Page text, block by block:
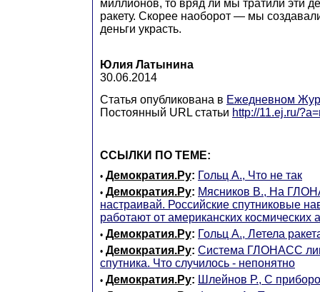
миллионов, то вряд ли мы тратили эти
ракету. Скорее наоборот — мы
деньги украсть.
Юлия Латынина
30.06.2014
Статья опубликована в Ежедневном
Постоянный URL статьи http://11.ej.ru/
ССЫЛКИ ПО ТЕМЕ:
• Демократия.Ру: Гольц А., Что не так
• Демократия.Ру: Мясников В., На
настраивай. Российские спутниковые
работают от американских космических
• Демократия.Ру: Гольц А., Летела
• Демократия.Ру: Система ГЛОНАСС
спутника. Что случилось - непонятно
• Демократия.Ру: Шлейнов Р., C